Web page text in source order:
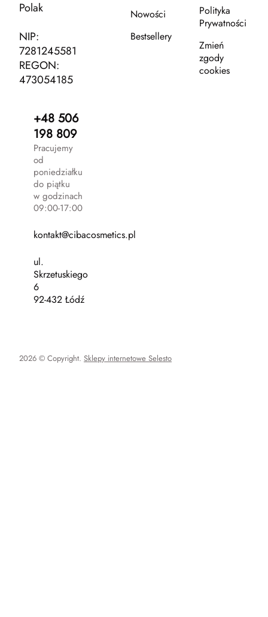
Polak
NIP:
7281245581
REGON:
473054185
+48 506
198 809
Pracujemy
od
poniedziałku
do piątku
w godzinach
09:00-17:00
kontakt@cibacosmetics.pl
ul.
Skrzetuskiego
6
92-432 Łódź
Nowości
Bestsellery
Polityka
Prywatności
Zmień
zgody
cookies
2026 © Copyright. Sklepy internetowe Selesto